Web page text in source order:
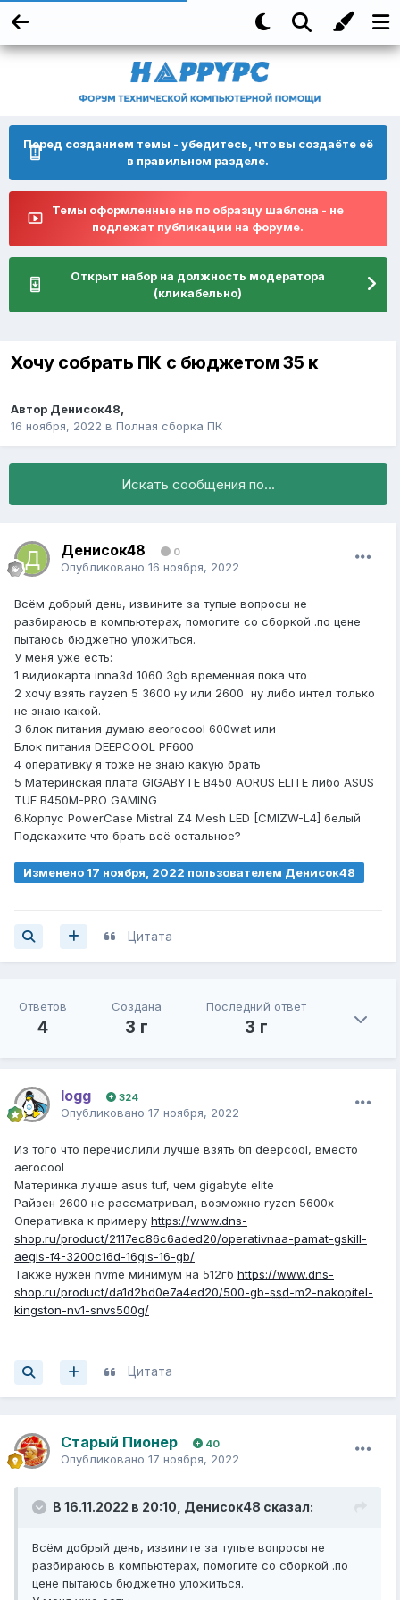
Перед созданием темы - убедитесь, что вы создаёте её
в правильном разделе.
Темы оформленные не по образцу шаблона - не
подлежат публикации на форуме.
Открыт набор на должность модератора
(кликабельно)
Хочу собрать ПК с бюджетом 35 к
Автор Денисок48,
16 ноября, 2022 в Полная сборка ПК
Искать сообщения по...
Денисок48 0
Опубликовано 16 ноября, 2022
Всём добрый день, извините за тупые вопросы не
разбираюсь в компьютерах, помогите со сборкой .по цене
пытаюсь бюджетно уложиться.
У меня уже есть:
1 видиокарта inna3d 1060 3gb временная пока что
2 хочу взять rayzen 5 3600 ну или 2600 ну либо интел только
не знаю какой.
3 блок питания думаю aeorocool 600wat или
Блок питания DEEPCOOL PF600
4 оперативку я тоже не знаю какую брать
5 Материнская плата GIGABYTE B450 AORUS ELITE либо ASUS
TUF B450M-PRO GAMING
6.Корпус PowerCase Mistral Z4 Mesh LED [CMIZW-L4] белый
Подскажите что брать всё остальное?
Изменено 17 ноября, 2022 пользователем Денисок48
Цитата
Ответов
4
Создана
3 г
Последний ответ
3 г
logg 324
Опубликовано 17 ноября, 2022
Из того что перечислили лучше взять бп deepcool, вместо
aerocool
Материнка лучше asus tuf, чем gigabyte elite
Райзен 2600 не рассматривал, возможно ryzen 5600x
Оперативка к примеру https://www.dns-
shop.ru/product/2117ec86c6aded20/operativnaa-pamat-gskill-
aegis-f4-3200c16d-16gis-16-gb/
Также нужен nvme минимум на 512гб https://www.dns-
shop.ru/product/da1d2bd0e7a4ed20/500-gb-ssd-m2-nakopitel-
kingston-nv1-snvs500g/
Цитата
Старый Пионер 40
Опубликовано 17 ноября, 2022
В 16.11.2022 в 20:10, Денисок48 сказал:
Всём добрый день, извините за тупые вопросы не
разбираюсь в компьютерах, помогите со сборкой .по
цене пытаюсь бюджетно уложиться.